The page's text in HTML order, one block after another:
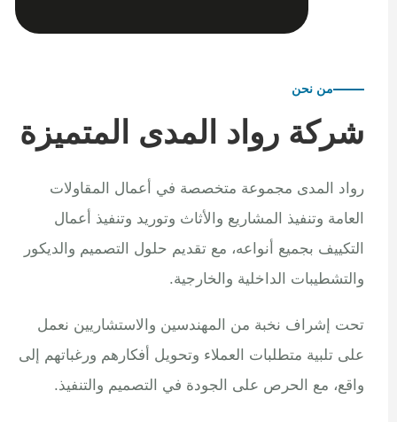
من نحن
شركة رواد المدى المتميزة
رواد المدى مجموعة متخصصة في أعمال المقاولات
العامة وتنفيذ المشاريع والأثاث وتوريد وتنفيذ أعمال
التكييف بجميع أنواعه، مع تقديم حلول التصميم والديكور
والتشطيبات الداخلية والخارجية.
تحت إشراف نخبة من المهندسين والاستشاريين نعمل
على تلبية متطلبات العملاء وتحويل أفكارهم ورغباتهم إلى
واقع، مع الحرص على الجودة في التصميم والتنفيذ.